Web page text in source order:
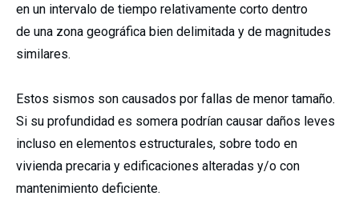
en un intervalo de tiempo relativamente corto dentro
de una zona geográfica bien delimitada y de magnitudes
similares.
Estos sismos son causados por fallas de menor tamaño.
Si su profundidad es somera podrían causar daños leves
incluso en elementos estructurales, sobre todo en
vivienda precaria y edificaciones alteradas y/o con
mantenimiento deficiente.